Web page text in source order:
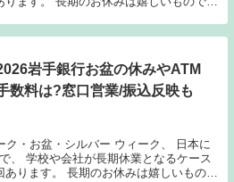
岩手銀行お盆の休みやATM
数料は?窓口営業/振込反映も
・お盆・シルバー ウィーク、 日本に
、 学校や会社が長期休業となるケース
ります。 長期のお休みは嬉しいもので